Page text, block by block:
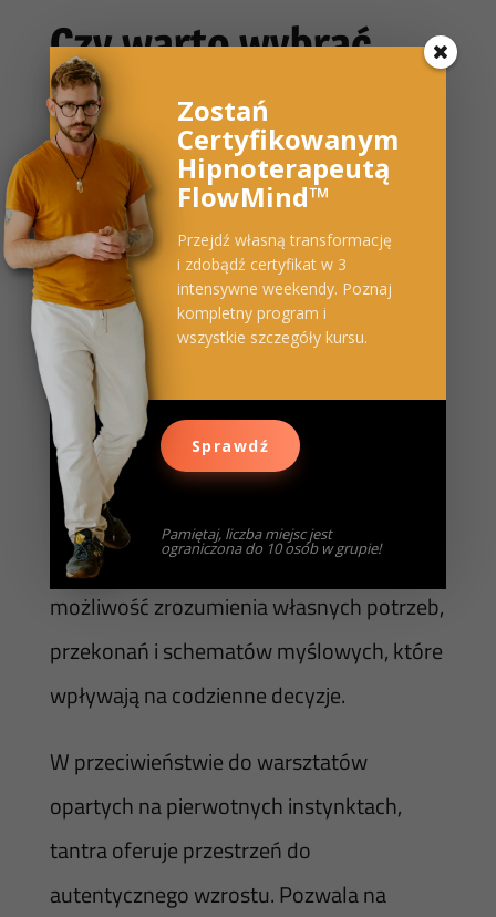
Czy warto wybrać
warsztaty tantryczne
dla mężczyzn?
Tantra nie jest jedynie metodą pracy z
ciałem czy duchowością – to całościowe
podejście, które uczy świadomego życia.
Warsztaty tantryczne dla mężczyzn dają
możliwość zrozumienia własnych potrzeb,
przekonań i schematów myślowych, które
wpływają na codzienne decyzje.
W przeciwieństwie do warsztatów
opartych na pierwotnych instynktach,
tantra oferuje przestrzeń do
autentycznego wzrostu. Pozwala na
Zostań
Certyfikowanym
Hipnoterapeutą
FlowMind™
Przejdź własną transformację
i zdobądź certyfikat w 3
intensywne weekendy. Poznaj
kompletny program i
wszystkie szczegóły kursu.
Sprawdź
Pamiętaj, liczba miejsc jest
ograniczona do 10 osób w grupie!